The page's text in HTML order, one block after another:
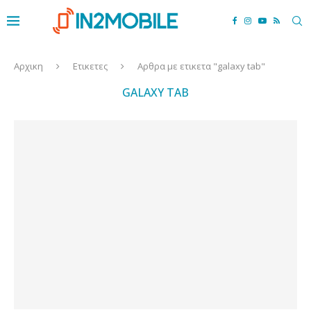
Αρχικη Ετικετες Αρθρα με ετικετα "galaxy tab"
GALAXY TAB